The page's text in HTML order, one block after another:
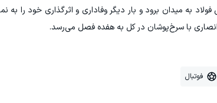
به میدان برود و بار دیگر وفاداری و اثرگذاری خود را به
با سرخ‌پوشان در کل به هفده فصل می‌رسد.
فوتبال